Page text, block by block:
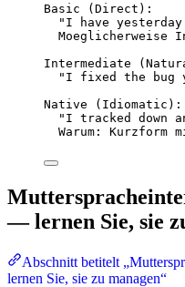
Basic (Direct):
"I have
Moeglicherweise
Intermediate
"I fixed the bug
Native (Idiomatic):
"I tracked down
Warum:
— lernen Sie, sie
Abschnitt betitelt
lernen Sie, sie zu managen“